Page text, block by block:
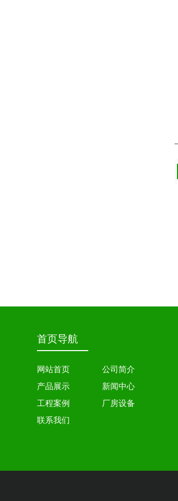
首页导航
网站首页
公司简介
产品展示
新闻中心
工程案例
厂房设备
联系我们